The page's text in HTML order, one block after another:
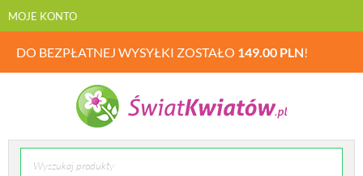
MOJE KONTO
DO BEZPŁATNEJ WYSYŁKI ZOSTAŁO 149.00 PLN!